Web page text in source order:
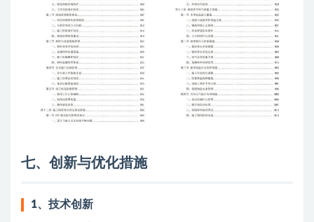
七、创新与优化措施
1、 技术创新